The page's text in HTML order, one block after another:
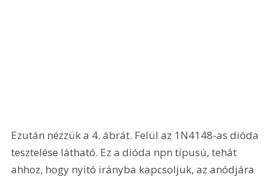
Ezután nézzük a 4. ábrát. Felül az 1N4148-as dióda
tesztelése látható. Ez a dióda npn típusú, tehát
ahhoz, hogy nyitó irányba kapcsoljuk, az anódjára